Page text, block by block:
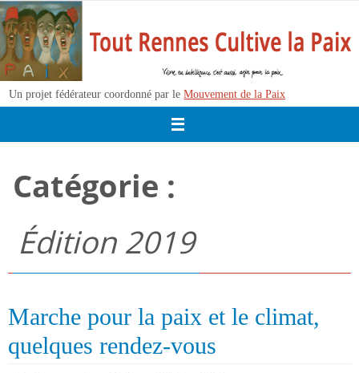
Passer
vers
le
contenu
Un projet fédérateur coordonné par leMouvement de la Paix
Catégorie :
Édition 2019
Marche pour la paix et le climat,
quelques rendez-vous